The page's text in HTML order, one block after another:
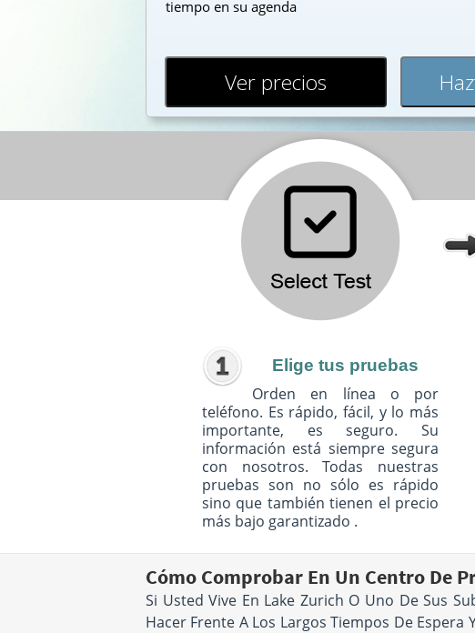
tiempo en su agenda
Ver precios
Elige tus pruebas
Orden en línea o por
teléfono. Es rápido, fácil, y lo más
importante, es seguro. Su
información está siempre segura
con nosotros. Todas nuestras
pruebas son no sólo es rápido
sino que también tienen el precio
más bajo garantizado .
Cómo Comprobar En Un Centro De
Si Usted Vive En Lake Zurich O Uno De Sus
Hacer Frente A Los Largos Tiempos De